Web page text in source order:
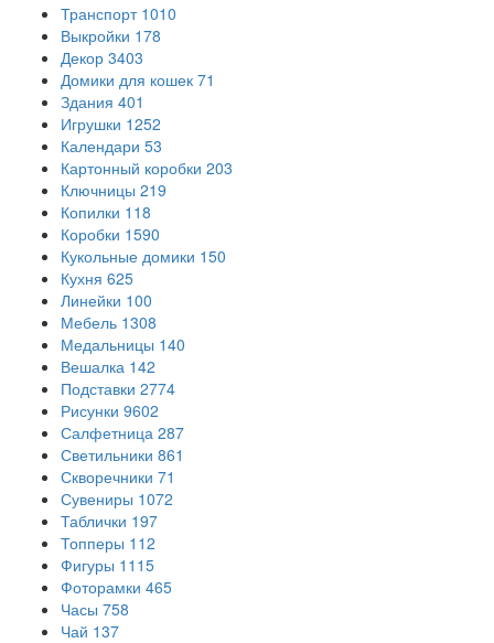
Транспорт 1010
Выкройки 178
Декор 3403
Домики для кошек 71
Здания 401
Игрушки 1252
Календари 53
Картонный коробки 203
Ключницы 219
Копилки 118
Коробки 1590
Кукольные домики 150
Кухня 625
Линейки 100
Мебель 1308
Медальницы 140
Вешалка 142
Подставки 2774
Рисунки 9602
Салфетница 287
Светильники 861
Скворечники 71
Сувениры 1072
Таблички 197
Топперы 112
Фигуры 1115
Фоторамки 465
Часы 758
Чай 137